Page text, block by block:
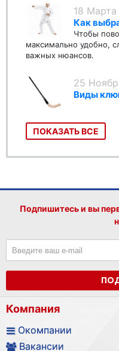
18
Как
Чтобы
максимально удобно,
важных нюансов.
25
Виды
ПОКАЗАТЬ ВСЕ
Подпишитесь и вы
Компания
Окомпании
Вакансии